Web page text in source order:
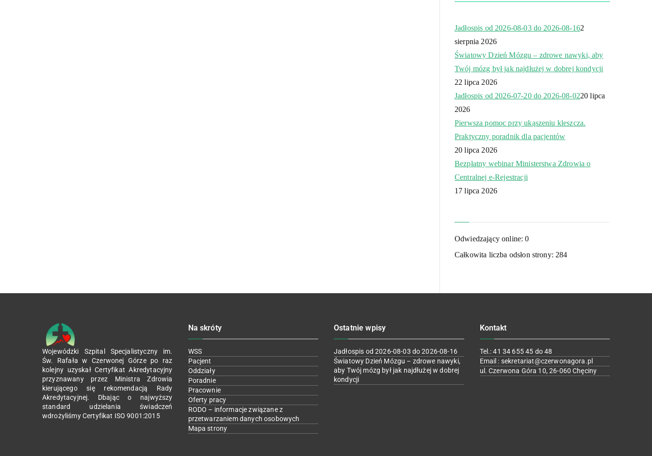
Jadłospis od 2026-08-03 do 2026-08-162
sierpnia 2026
Światowy Dzień Mózgu – zdrowe nawyki, aby
Twój mózg był jak najdłużej w dobrej kondycji
22 lipca 2026
Jadłospis od 2026-07-20 do 2026-08-0220 lipca
2026
Pierwsza pomoc przy ukąszeniu kleszcza.
Praktyczny poradnik dla pacjentów
20 lipca 2026
Bezpłatny webinar Ministerstwa Zdrowia o
Centralnej e-Rejestracji
17 lipca 2026
Odwiedzający online:0
Całkowita liczba odsłon strony: 284
Wojewódzki Szpital Specjalistyczny im.
Św. Rafała w Czerwonej Górze po raz
kolejny uzyskał Certyfikat Akredytacyjny
przyznawany przez Ministra Zdrowia
kierującego się rekomendacją Rady
Akredytacyjnej. Dbając o najwyższy
standard udzielania świadczeń
wdrożyliśmy Certyfikat ISO 9001:2015
Na skróty
WSS
Pacjent
Oddziały
Poradnie
Pracownie
Oferty pracy
RODO – informacje związane z
przetwarzaniem danych osobowych
Mapa strony
Ostatnie wpisy
Jadłospis od 2026-08-03 do 2026-08-16
Światowy Dzień Mózgu – zdrowe nawyki,
aby Twój mózg był jak najdłużej w dobrej
kondycji
Kontakt
Tel.: 41 34 655 45 do 48
Email : sekretariat@czerwonagora.pl
ul. Czerwona Góra 10, 26-060 Chęciny